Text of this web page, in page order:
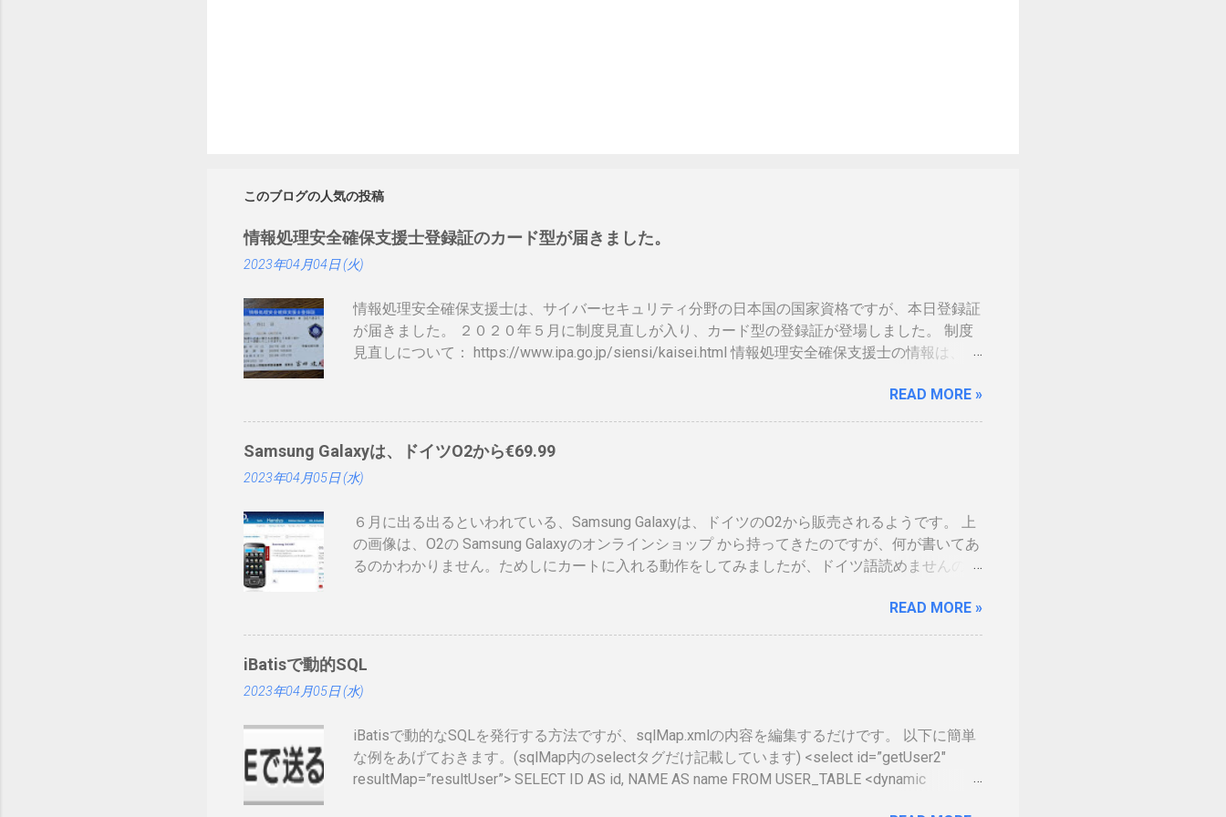
このブログの人気の投稿
情報処理安全確保支援士登録証のカード型が届きました。
2023年04月04日 (火)
情報処理安全確保支援士は、サイバーセキュリティ分野の日本国の国家資格ですが、本日登録証
が届きました。 ２０２０年５月に制度見直しが入り、カード型の登録証が登場しました。 制度
見直しについて： https://www.ipa.go.jp/siensi/kaisei.html 情報処理安全確保支援士の情報は、あ
証かな、年数によりグリーン、ブルー、ゴールドと色が変わるらしい。（ゴールドとか運転免許
みたい）、でもこれって、せっかく作ったのに、今のデジタル庁云々の話の流れで、マイナンバ
ーカードに統合されてしまい短い命なのではないかなと思ったりします。 カードの色につい
て： https://www.ipa.go.jp/siensi/toberiss/index.html ※生年月日の部分だけ加工しました。 ※登
録番号は、公開番号なので大丈夫です。 ※名前は、私の場合隠しても意味がないです 裏 「登録
構な金額がかかるので、講習等でお金を払うタイミングで、やめるかを決める事になるかと思い
ますが、カード返納するの忘れそう。 まとめ カードが届いて少し気分が上がりました。１枚の
カードでしかないですが、セキュリティ関係もう少しアクティブに動くかなという気持ちになり
きてますが、専業業務も少し出てきていますし、中の人も結構いろいろと頑張っているようで
す。私としては、これを持っていると、脆弱性チェックがしやすくなるように、不正アクセス禁
止法がある程度緩和されると良いのになと思ってます。 ふと気が付けば、ここにブログ記事を
書くのは２年ぶりでした。久しぶりすぎてログイン自体てこずりました。 Share on Tumblr
Tweet
READ MORE »
Samsung Galaxyは、ドイツO2から€69.99
2023年04月05日 (水)
６月に出る出るといわれている、Samsung Galaxyは、ドイツのO2から販売されるようです。 上
の画像は、O2の Samsung Galaxyのオンラインショップ から持ってきたのですが、何が書いてあ
るのかわかりません。ためしにカートに入れる動作をしてみましたが、ドイツ語読めませんので
ソンからAndroid携帯が発売されるというのは大きな進展でデバイスの幅も広がるので大注目を
しています。 以下、おさらいとして、動画、資料等集めてみました。
READ MORE »
iBatisで動的SQL
2023年04月05日 (水)
iBatisで動的なSQLを発行する方法ですが、sqlMap.xmlの内容を編集するだけです。 以下に簡単
な例をあげておきます。(sqlMap内のselectタグだけ記載しています) <select id=”getUser2″
resultMap=”resultUser”> SELECT ID AS id, NAME AS name FROM USER_TABLE <dynamic